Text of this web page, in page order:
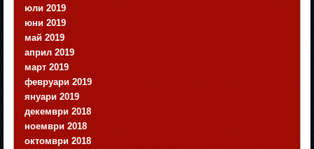
юли 2019
юни 2019
май 2019
април 2019
март 2019
февруари 2019
януари 2019
декември 2018
ноември 2018
октомври 2018